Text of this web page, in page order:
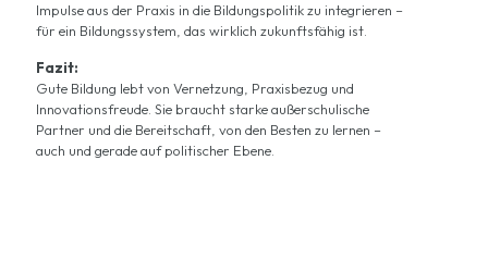
Impulse aus der Praxis in die Bildungspolitik zu integrieren –
für ein Bildungssystem, das wirklich zukunftsfähig ist.
Fazit:
Gute Bildung lebt von Vernetzung, Praxisbezug und
Innovationsfreude. Sie braucht starke außerschulische
Partner und die Bereitschaft, von den Besten zu lernen –
auch und gerade auf politischer Ebene.